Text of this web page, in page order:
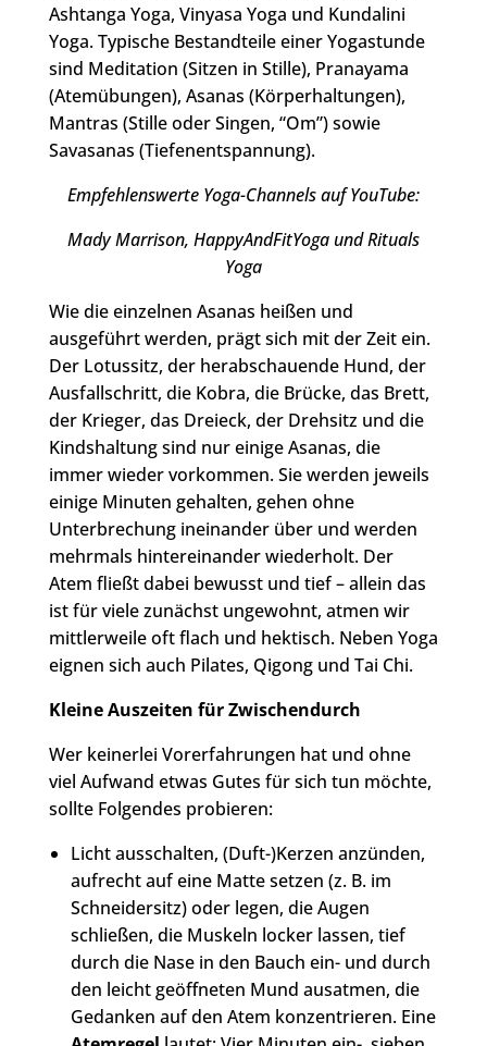
Ashtanga Yoga, Vinyasa Yoga und Kundalini
Yoga. Typische Bestandteile einer Yogastunde
sind Meditation (Sitzen in Stille), Pranayama
(Atemübungen), Asanas (Körperhaltungen),
Mantras (Stille oder Singen, “Om”) sowie
Savasanas (Tiefenentspannung).
Empfehlenswerte Yoga-Channels auf YouTube:
Mady Marrison, HappyAndFitYoga und Rituals
Yoga
Wie die einzelnen Asanas heißen und
ausgeführt werden, prägt sich mit der Zeit ein.
Der Lotussitz, der herabschauende Hund, der
Ausfallschritt, die Kobra, die Brücke, das Brett,
der Krieger, das Dreieck, der Drehsitz und die
Kindshaltung sind nur einige Asanas, die
immer wieder vorkommen. Sie werden jeweils
einige Minuten gehalten, gehen ohne
Unterbrechung ineinander über und werden
mehrmals hintereinander wiederholt. Der
Atem fließt dabei bewusst und tief – allein das
ist für viele zunächst ungewohnt, atmen wir
mittlerweile oft flach und hektisch. Neben Yoga
eignen sich auch Pilates, Qigong und Tai Chi.
Kleine Auszeiten für Zwischendurch
Wer keinerlei Vorerfahrungen hat und ohne
viel Aufwand etwas Gutes für sich tun möchte,
sollte Folgendes probieren:
Licht ausschalten, (Duft-)Kerzen anzünden,
aufrecht auf eine Matte setzen (z. B. im
Schneidersitz) oder legen, die Augen
schließen, die Muskeln locker lassen, tief
durch die Nase in den Bauch ein- und durch
den leicht geöffneten Mund ausatmen, die
Gedanken auf den Atem konzentrieren. Eine